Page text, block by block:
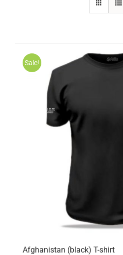
Sale!
Afghanistan (black) T-shirt